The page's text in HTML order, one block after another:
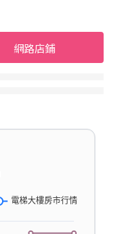
網路店鋪